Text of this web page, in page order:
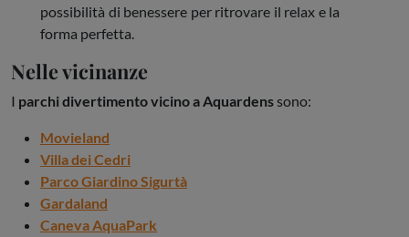
possibilità di benessere per ritrovare il relax e la
forma perfetta.
Nelle vicinanze
I parchi divertimento vicino a Aquardens sono:
Movieland
Villa dei Cedri
Parco Giardino Sigurtà
Gardaland
Caneva AquaPark